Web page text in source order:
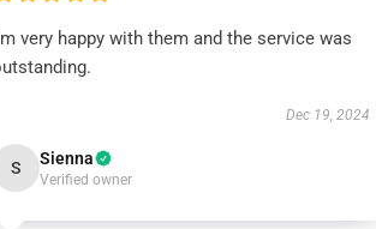
very happy with them and the service was
Dec 19, 2024
S Sienna
Verified owner